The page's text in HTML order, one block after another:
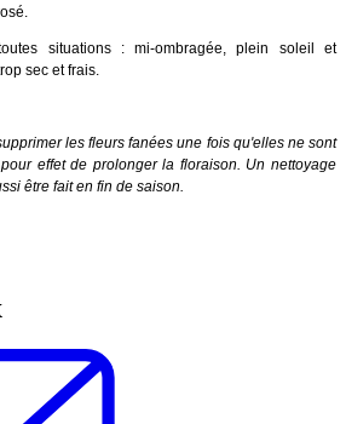
situations :mi-ombragée, plein soleil et
sec et frais.
les fleurs fanées une fois qu'elles ne sont
effet de prolonger la floraison. Un nettoyage
être fait en fin de saison.